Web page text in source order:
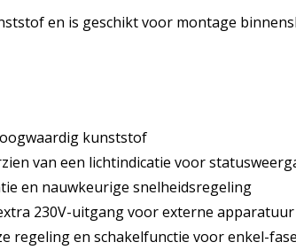
en is geschikt voor montage
kunststof
van een lichtindicatie voor
en nauwkeurige snelheidsregeling
230V-uitgang voor externe apparatuur
regeling en schakelfunctie voor enkel-